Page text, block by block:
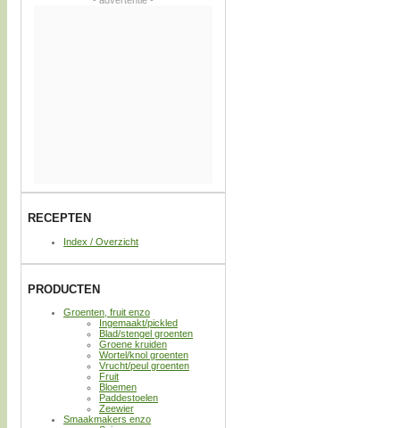
RECEPTEN
Index / Overzicht
PRODUCTEN
Groenten, fruit enzo
Ingemaakt/pickled
Blad/stengel groenten
Groene kruiden
Wortel/knol groenten
Vrucht/peul groenten
Fruit
Bloemen
Paddestoelen
Zeewier
Smaakmakers enzo